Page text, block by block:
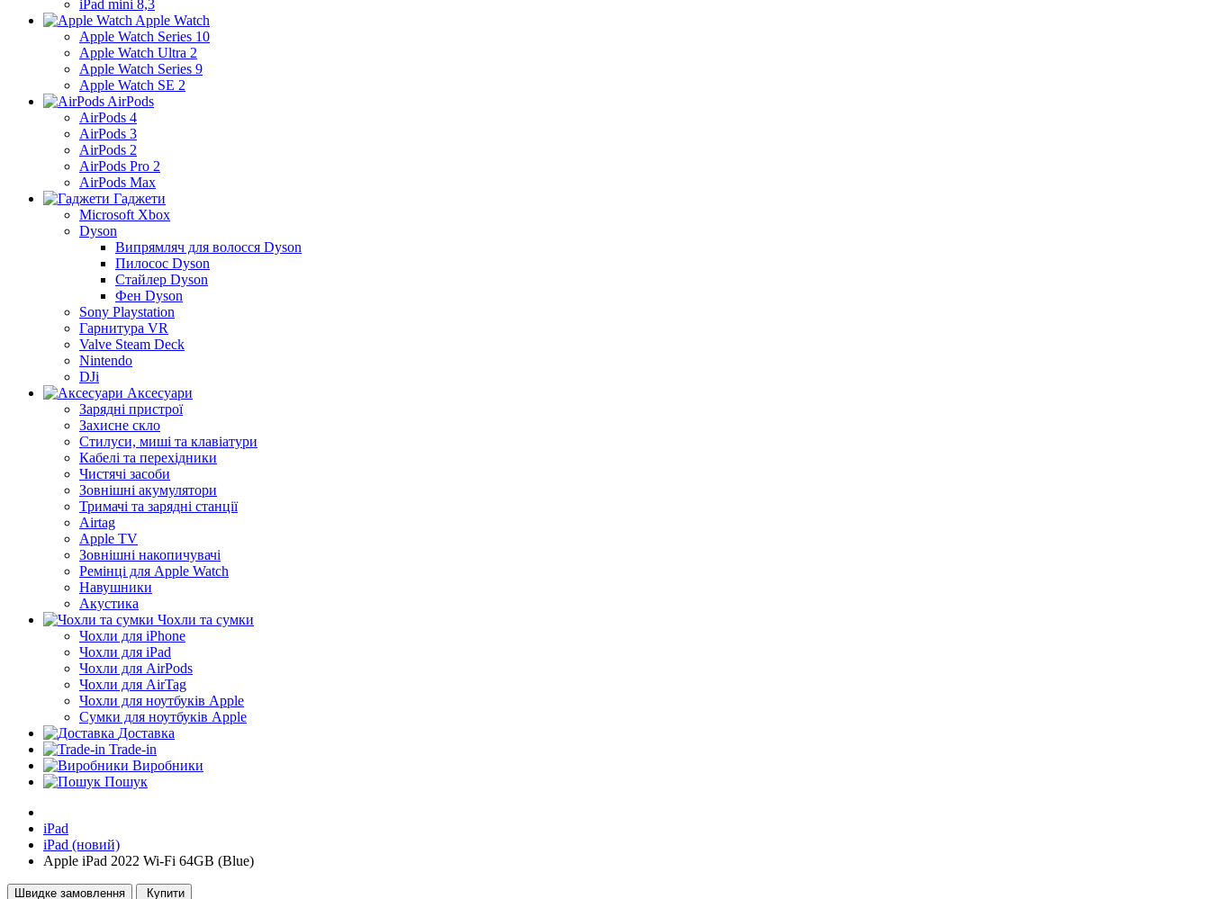
iPad mini 8,3
Apple Watch
Apple Watch Series 10
Apple Watch Ultra 2
Apple Watch Series 9
Apple Watch SE 2
AirPods
AirPods 4
AirPods 3
AirPods 2
AirPods Pro 2
AirPods Max
Гаджети
Microsoft Xbox
Dyson
Випрямляч для волосся Dyson
Пилосос Dyson
Стайлер Dyson
Фен Dyson
Sony Playstation
Гарнитура VR
Valve Steam Deck
Nintendo
DJi
Аксесуари
Зарядні пристрої
Захисне скло
Стилуси, миші та клавіатури
Кабелі та перехідники
Чистячі засоби
Зовнішні акумулятори
Тримачі та зарядні станції
Airtag
Apple TV
Зовнішні накопичувачі
Ремінці для Apple Watch
Навушники
Акустика
Чохли та сумки
Чохли для iPhone
Чохли для iPad
Чохли для AirPods
Чохли для AirTag
Чохли для ноутбуків Apple
Сумки для ноутбуків Apple
Доставка
Trade-in
Виробники
Пошук
iPad
iPad (новий)
Apple iPad 2022 Wi-Fi 64GB (Blue)
Швидке замовлення Купити